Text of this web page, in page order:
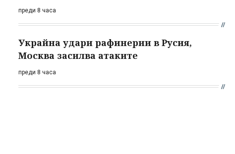
преди 8 часа
Украйна удари рафинерии в Русия,
Москва засилва атаките
преди 8 часа